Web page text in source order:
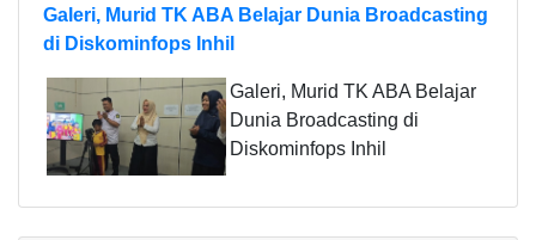
Galeri, Murid TK ABA Belajar Dunia Broadcasting
di Diskominfops Inhil
Galeri, Murid TK ABA Belajar
Dunia Broadcasting di
Diskominfops Inhil